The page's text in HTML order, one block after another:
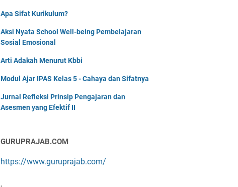
Apa Sifat Kurikulum?
Aksi Nyata School Well-being Pembelajaran
Sosial Emosional
Arti Adakah Menurut Kbbi
Modul Ajar IPAS Kelas 5 - Cahaya dan Sifatnya
Jurnal Refleksi Prinsip Pengajaran dan
Asesmen yang Efektif II
GURUPRAJAB.COM
https://www.guruprajab.com/